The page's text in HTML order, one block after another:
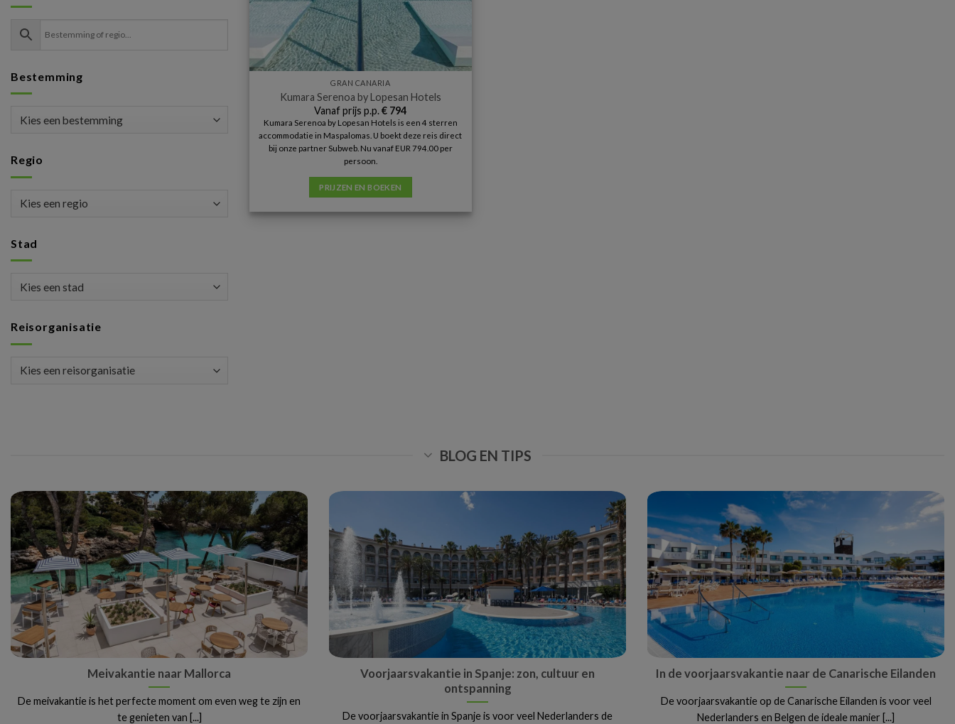
Bestemming
Regio
Stad
Reisorganisatie
GRAN CANARIA
Kumara Serenoa by Lopesan Hotels
Vanaf prijs p.p.€ 794
Kumara Serenoa by Lopesan Hotels is een 4 sterren
accommodatie in Maspalomas. U boekt deze reis direct
bij onze partner Subweb. Nu vanaf EUR 794.00 per
persoon.
PRIJZEN EN BOEKEN
BLOG EN TIPS
Meivakantie naar Mallorca
De meivakantie is het perfecte moment om even weg te zijn en
te genieten van [...]
Voorjaarsvakantie in Spanje: zon, cultuur en
ontspanning
De voorjaarsvakantie in Spanje is voor veel Nederlanders de
In de voorjaarsvakantie naar de Canarische Eilanden
De voorjaarsvakantie op de Canarische Eilanden is voor veel
Nederlanders en Belgen de ideale manier [...]